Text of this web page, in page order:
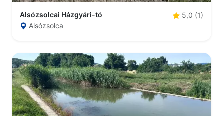
Alsózsolcai Házgyári-tó
5,0 (1)
Alsózsolca